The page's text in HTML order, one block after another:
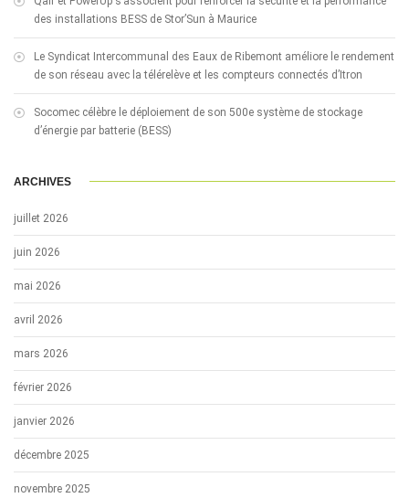
des installations BESS de Stor’Sun à Maurice
Le Syndicat Intercommunal des Eaux de Ribemont améliore le rendement
de son réseau avec la télérelève et les compteurs connectés d’Itron
Socomec célèbre le déploiement de son 500e système de stockage
d’énergie par batterie (BESS)
ARCHIVES
juillet 2026
juin 2026
mai 2026
avril 2026
mars 2026
février 2026
janvier 2026
décembre 2025
novembre 2025